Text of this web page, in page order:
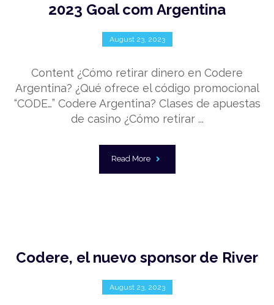
2023 Goal com Argentina
August 23, 2023
Content ¿Cómo retirar dinero en Codere
Argentina? ¿Qué ofrece el código promocional
“CODE…” Codere Argentina? Clases de apuestas
de casino ¿Cómo retirar ...
Read More
Codere, el nuevo sponsor de River
August 23, 2023